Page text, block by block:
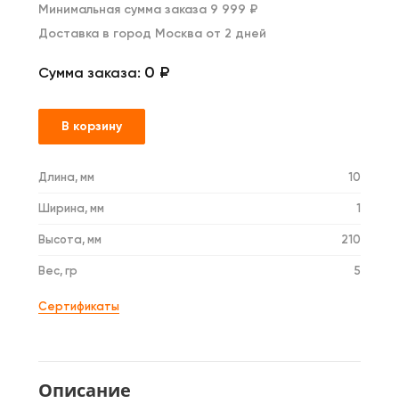
Минимальная сумма заказа 9 999 ₽
Доставка в город Москва от 2 дней
Сумма заказа: 0 ₽
В корзину
Длина, мм 10
Ширина, мм 1
Высота, мм 210
Вес, гр 5
Сертификаты
Описание